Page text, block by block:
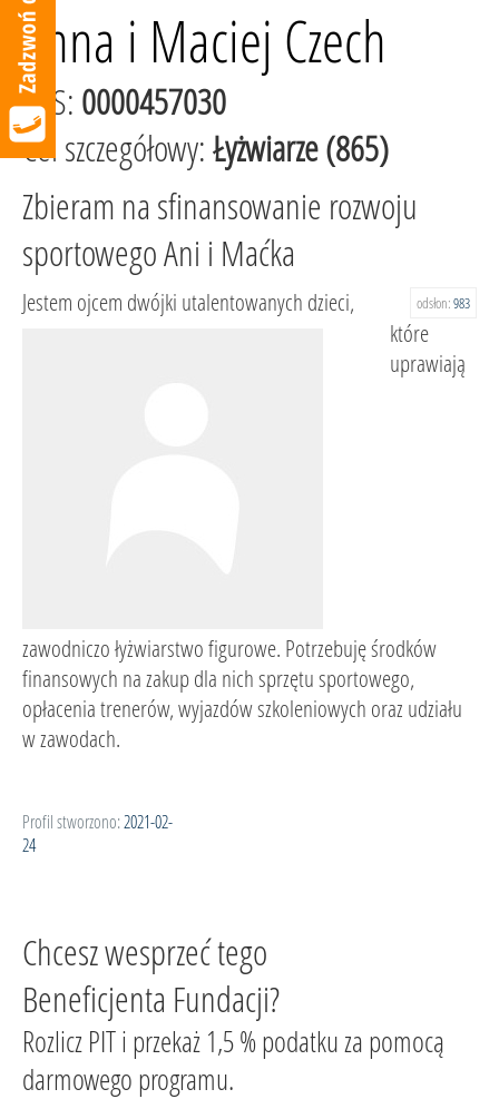
Anna i Maciej Czech
KRS: 0000457030
Cel szczegółowy:Łyżwiarze (865)
Zbieram na sfinansowanie rozwoju
sportowego Ani i Maćka
odsłon:983
Jestem ojcem dwójki utalentowanych dzieci,
które
uprawiają
zawodniczo łyżwiarstwo figurowe. Potrzebuję środków
finansowych na zakup dla nich sprzętu sportowego,
opłacenia trenerów, wyjazdów szkoleniowych oraz udziału
w zawodach.
Profil stworzono: 2021-02-
24
Chcesz wesprzeć tego
Beneficjenta Fundacji?
Rozlicz PIT i przekaż 1,5 % podatku za pomocą
darmowego programu.